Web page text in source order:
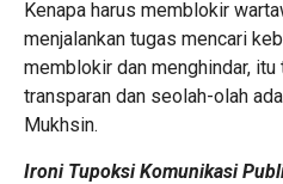
Kenapa harus memblokir
menjalankan tugas mencari
memblokir dan menghindar,
transparan dan seolah-olah
Mukhsin.
Ironi Tupoksi Komunikasi